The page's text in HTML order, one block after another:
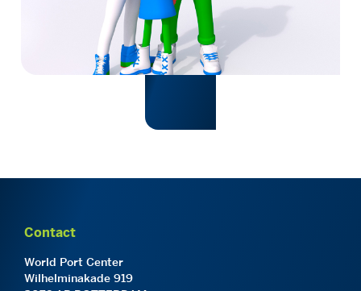
Contact
World Port Center
Wilhelminakade 919